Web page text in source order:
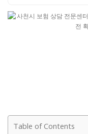
Table of Contents